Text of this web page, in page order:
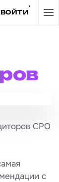
ВОЙТИ
СРО
с